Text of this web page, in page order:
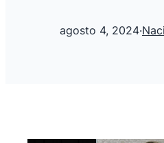
agosto 4, 2024·